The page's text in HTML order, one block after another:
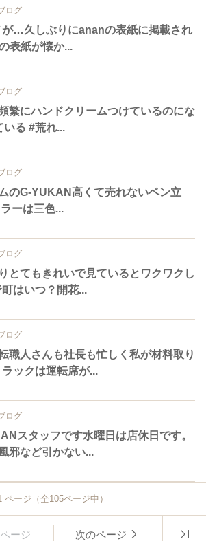
ログ
…久しぶりにananの表紙に掲載され
表紙が懐か...
ログ
繁にハンドクリームつけているのにな
いる #荒れ...
ログ
のG-YUKAN高くて売れないベン立
ーは三色...
ログ
とてもきれいで見ているとワクワクし
はいつ？開花...
ログ
職人さんも社長も忙しく私が材料取り
ックは運転席が...
ログ
スタッフです水曜日は店休日です。
邪など引かない...
ページ（全105ページ中）
ージ 次のページ